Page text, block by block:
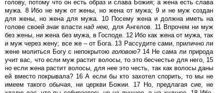
голову, потому что он есть образ и слава Божия; а жена есть слава
мужа. 8 Ибо не муж от жены, но жена от мужа; 9 и не муж создан
для жены, но жена для мужа. 10 Посему жена и должна иметь на
голове своей знаквласти над нею,
для Ангелов. 11 Впрочем ни муж
без жены, ни жена без мужа, в Господе. 12 Ибо как жена от мужа, так
и муж через жену; все же – от Бога. 13 Рассудите сами, прилично ли
жене молиться Богу с непокрытою головою?14 Не сама ли природа
учит вас, что если муж растит волосы, то это бесчестье для него, 15
но если жена растит волосы, для нее это честь, так как волосы даны
ей вместо покрывала? 16 А если бы кто захотел спорить, то мы не
имеем такого обычая, ни церкви Божии. 17 Но, предлагая сие, не